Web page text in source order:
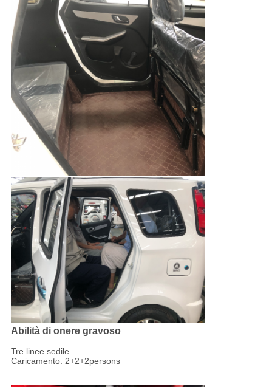
Abilità di onere gravoso
Tre linee sedile.
Caricamento: 2+2+2persons